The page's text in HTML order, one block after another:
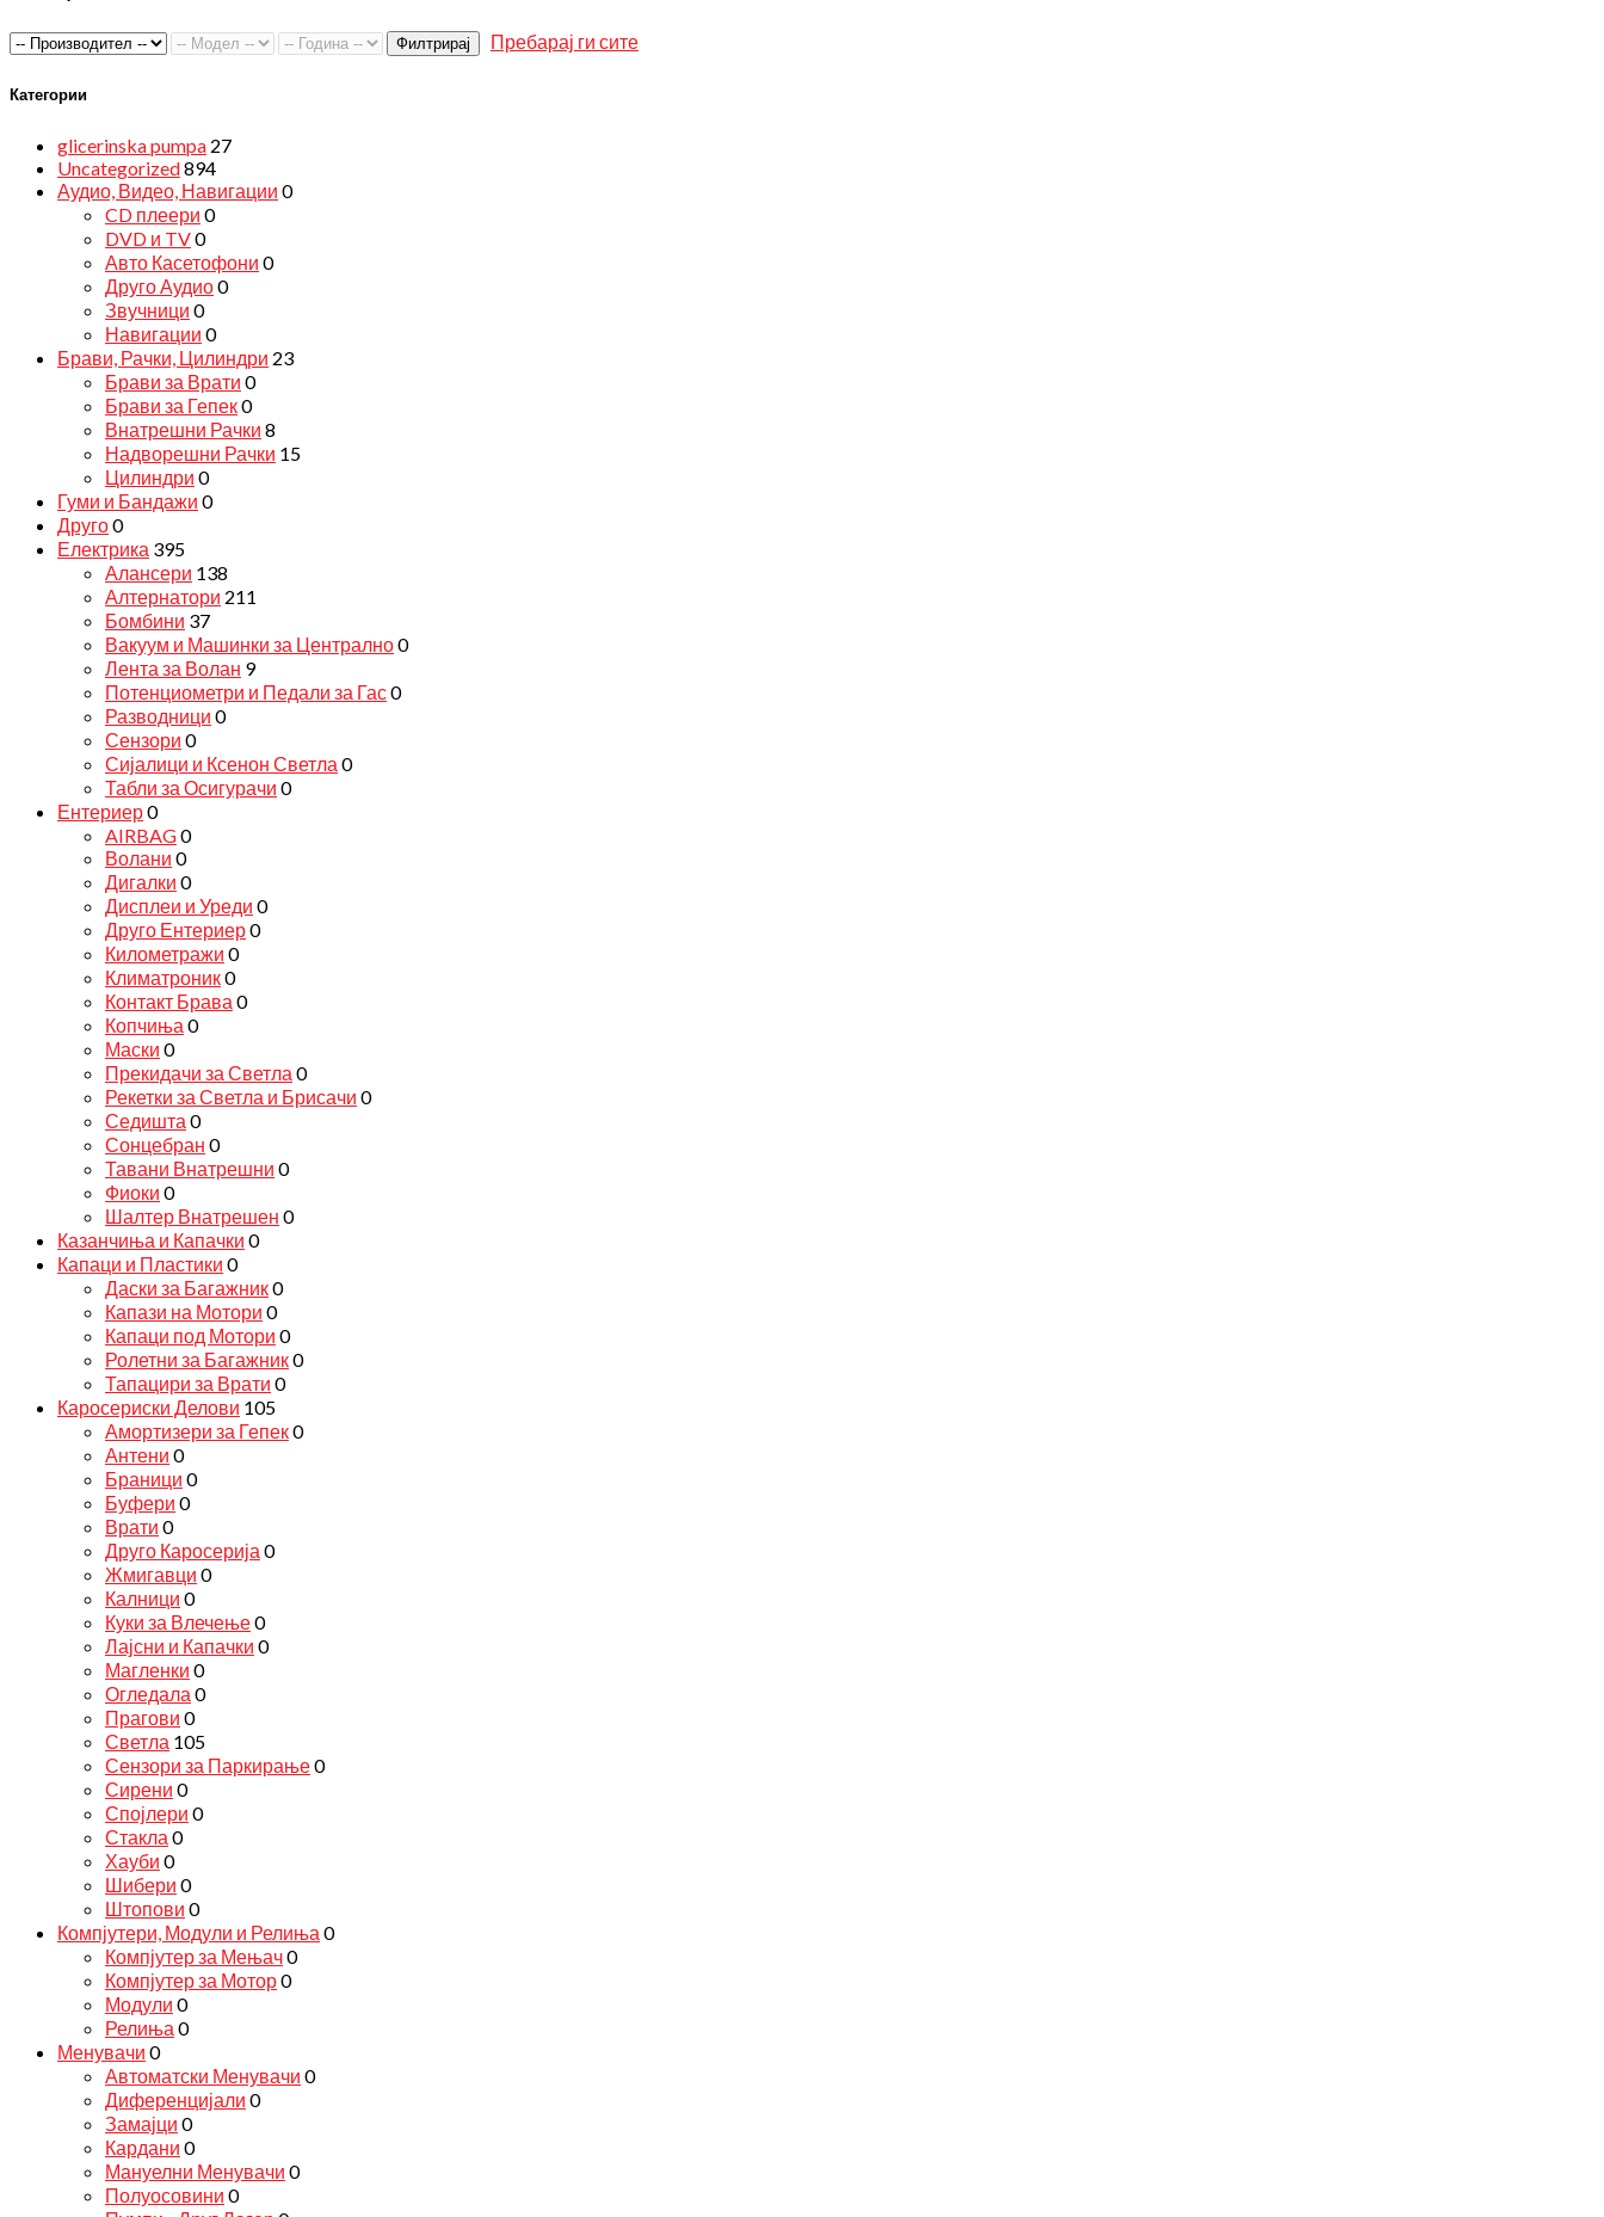
Филтрирај Пребарај ги сите
Категории
glicerinska pumpa 27
Uncategorized894
Аудио, Видео, Навигации 0
CD плеери 0
DVD и TV0
Авто Касетофони 0
Друго Аудио0
Звучници 0
Навигации 0
Брави, Рачки, Цилиндри 23
Брави за Врати 0
Брави за Гепек0
Внатрешни Рачки 8
Надворешни Рачки 15
Цилиндри 0
Гуми и Бандажи 0
Друго0
Електрика 395
Алансери 138
Алтернатори 211
Бомбини 37
Вакуум и Машинки за Централно0
Лента за Волан 9
Потенциометри и Педали за Гас0
Разводници 0
Сензори 0
Сијалици и Ксенон Светла 0
Табли за Осигурачи 0
Ентериер0
AIRBAG0
Волани 0
Дигалки 0
Дисплеи и Уреди 0
Друго Ентериер0
Километражи 0
Климатроник0
Контакт Брава 0
Копчиња 0
Маски 0
Прекидачи за Светла 0
Рекетки за Светла и Брисачи 0
Седишта 0
Сонцебран 0
Тавани Внатрешни 0
Фиоки 0
Шалтер Внатрешен 0
Казанчиња и Капачки 0
Капаци и Пластики 0
Даски за Багажник0
Капази на Мотори 0
Капаци под Мотори 0
Ролетни за Багажник0
Тапацири за Врати 0
Каросериски Делови 105
Амортизери за Гепек0
Антени 0
Браници 0
Буфери 0
Врати 0
Друго Каросерија 0
Жмигавци 0
Калници 0
Куки за Влечење0
Лајсни и Капачки 0
Магленки 0
Огледала 0
Прагови 0
Светла 105
Сензори за Паркирање0
Сирени 0
Спојлери 0
Стакла 0
Хауби 0
Шибери 0
Штопови 0
Компјутери, Модули и Релиња 0
Компјутер за Мењач0
Компјутер за Мотор0
Модули 0
Релиња 0
Менувачи 0
Автоматски Менувачи 0
Диференцијали 0
Замајци 0
Кардани 0
Мануелни Менувачи 0
Полуосовини 0